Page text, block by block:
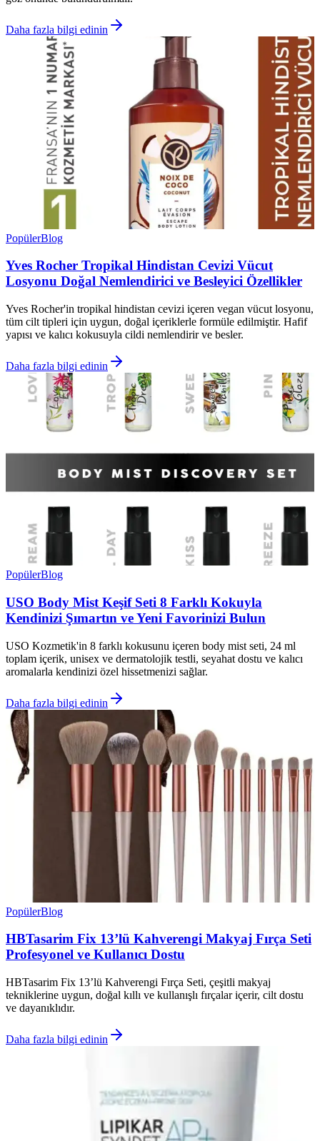
Daha fazla bilgi edinin
PopülerBlog
Yves Rocher Tropikal Hindistan Cevizi Vücut
Losyonu Doğal Nemlendirici ve Besleyici Özellikler
Yves Rocher'in tropikal hindistan cevizi içeren vegan vücut losyonu,
tüm cilt tipleri için uygun, doğal içeriklerle formüle edilmiştir. Hafif
yapısı ve kalıcı kokusuyla cildi nemlendirir ve besler.
Daha fazla bilgi edinin
PopülerBlog
USO Body Mist Keşif Seti 8 Farklı Kokuyla
Kendinizi Şımartın ve Yeni Favorinizi Bulun
USO Kozmetik'in 8 farklı kokusunu içeren body mist seti, 24 ml
toplam içerik, unisex ve dermatolojik testli, seyahat dostu ve kalıcı
aromalarla kendinizi özel hissetmenizi sağlar.
Daha fazla bilgi edinin
PopülerBlog
HBTasarim Fix 13’lü Kahverengi Makyaj Fırça Seti
Profesyonel ve Kullanıcı Dostu
HBTasarim Fix 13’lü Kahverengi Fırça Seti, çeşitli makyaj
tekniklerine uygun, doğal kıllı ve kullanışlı fırçalar içerir, cilt dostu
ve dayanıklıdır.
Daha fazla bilgi edinin